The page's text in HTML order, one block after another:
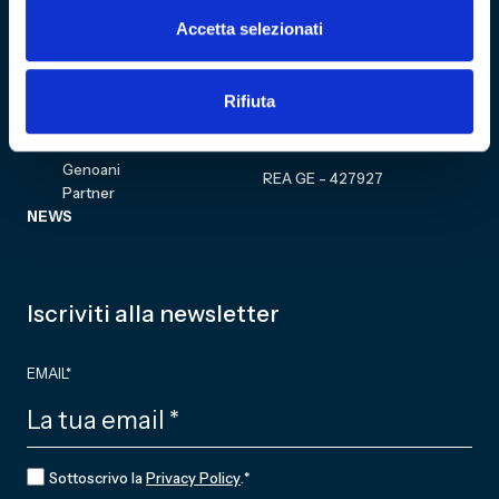
Accetta selezionati
Rifiuta
Cultural Heritage
Genoani
Partner
NEWS
Carrello
REA GE - 427927
Iscriviti alla newsletter
EMAIL*
CONSENSO*
Sottoscrivo laPrivacy Policy.*